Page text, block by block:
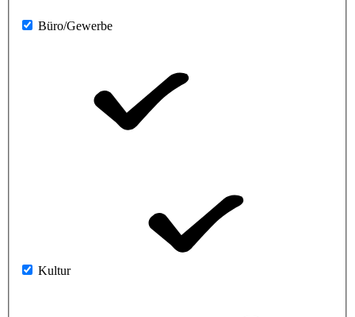
Büro/Gewerbe
Kultur